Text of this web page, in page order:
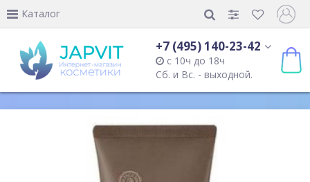
Каталог
+7 (495) 140-23-42
с 10ч до 18ч
Сб. и Вс. - выходной.